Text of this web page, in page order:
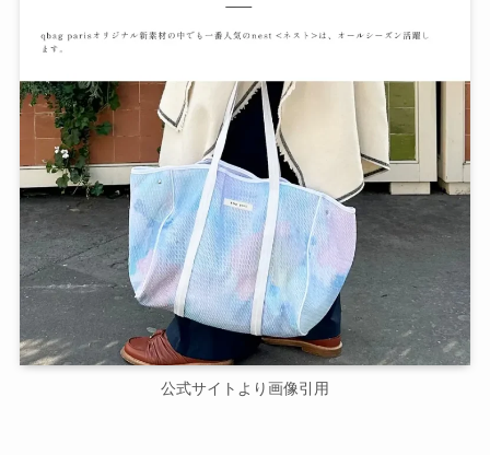
公式サイトより画像引用